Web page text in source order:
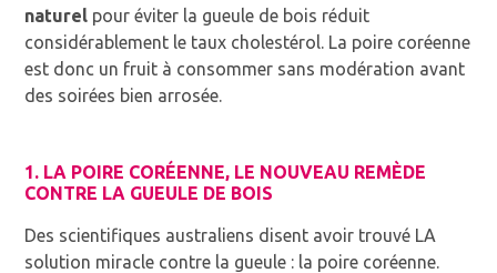
naturel pour éviter la gueule de bois réduit
considérablement le taux cholestérol. La poire coréenne
est donc un fruit à consommer sans modération avant
des soirées bien arrosée.
1. LA POIRE CORÉENNE, LE NOUVEAU REMÈDE
CONTRE LA GUEULE DE BOIS
Des scientifiques australiens disent avoir trouvé LA
solution miracle contre la gueule : la poire coréenne.